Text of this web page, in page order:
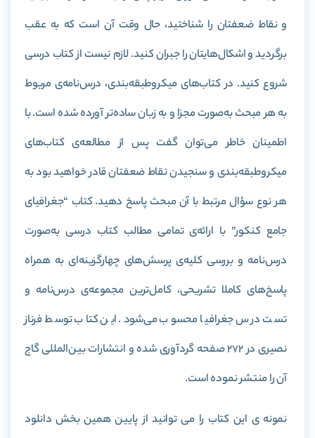
و نقاط ضعفتان را شناختید، حال وقت آن است که به عقب
برگردید و اشکال‌هایتان را جبران کنید. لازم نیست از کتاب درسی
شروع کنید. در کتاب‌های میکروطبقه‌بندی، درس‌نامه‌ی مربوط
به هر مبحث به‌صورت مجزا و به زبان ساده‌تر آورده شده است. با
اطمینان خاطر می‌توان گفت پس از مطالعه‌ی کتاب‌های
میکروطبقه‌بندی و سنجیدن نقاط ضعفتان قادر خواهید بود به
هر نوع سؤال مرتبط با آن مبحث پاسخ دهید.کتاب “جغرافیای
جامع کنکور” با ارائه‌ی تمامی مطالب کتاب درسی به‌صورت
درس‌نامه و بررسی کلیه‌ی پرسش‌های چهارگزینه‌ای به همراه
پاسخ‌های کاملا تشریحی، کامل‌ترین مجموعه‌ی درس‌نامه و
تست درس جغرافیا محسوب می‌شود. این کتاب توسط فرناز
نصیری در 272 صفحه گردآوری شده و انتشارات بین‌المللی گاج
آن را منتشر نموده است.
نمونه ی این کتاب را می توانید از پایین همین بخش دانلود